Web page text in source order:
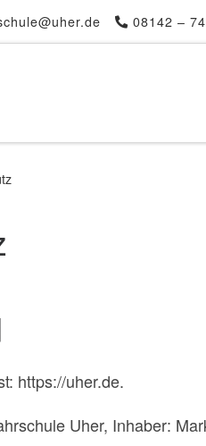
08142 –
https://uher.de.
Uher, Inhaber: